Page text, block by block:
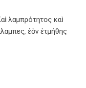
λαμπρότητος καὶ
ἐὸν ἐτμήθης